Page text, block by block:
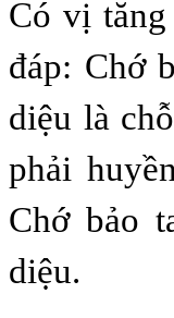
Có vị
đáp: Chớ
diệu là
phải
Chớ bảo
diệu.